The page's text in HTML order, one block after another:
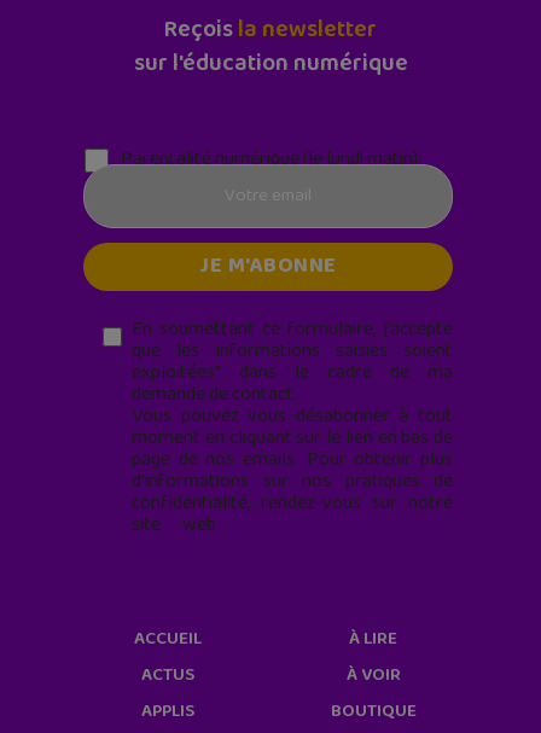
Reçoisla newsletter
sur l'éducation numérique
Parentalité numérique (le lundi matin)
En soumettant ce formulaire, j’accepte
que les informations saisies soient
exploitées* dans le cadre de ma
demande de contact.
Vous pouvez vous désabonner à tout
moment en cliquant sur le lien en bas de
page de nos emails. Pour obtenir plus
d'informations sur nos pratiques de
confidentialité, rendez-vous sur notre
site web
ACCUEIL
ACTUS
APPLIS
À LIRE
À VOIR
BOUTIQUE